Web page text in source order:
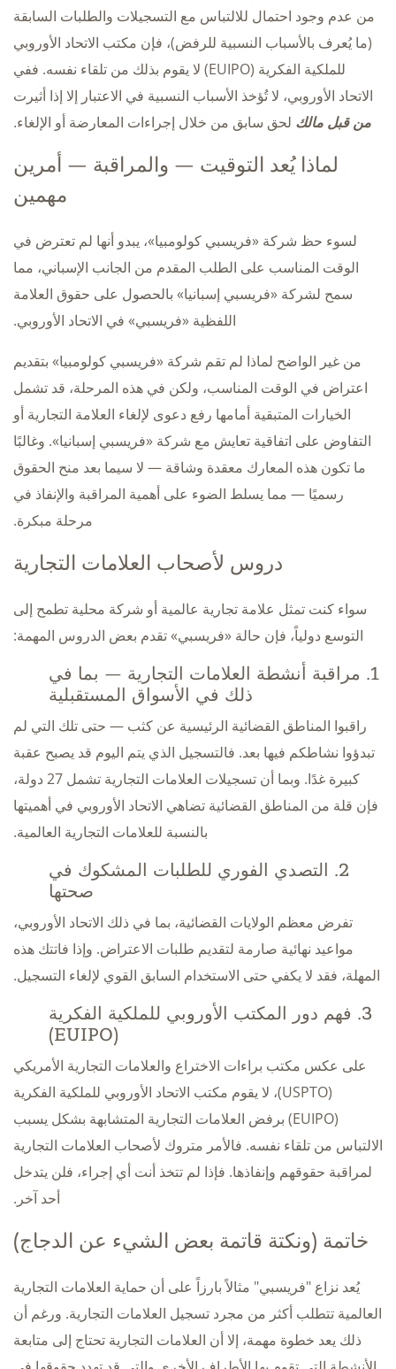
من عدم وجود احتمال للالتباس مع التسجيلات والطلبات السابقة
(ما يُعرف بالأسباب النسبية للرفض)، فإن مكتب الاتحاد الأوروبي
للملكية الفكرية (EUIPO) لا يقوم بذلك من تلقاء نفسه. ففي
الاتحاد الأوروبي، لا تُؤخذ الأسباب النسبية في الاعتبار إلا إذا أثيرت
من قبل مالك لحق سابق من خلال إجراءات المعارضة أو الإلغاء.
لماذا يُعد التوقيت — والمراقبة — أمرين
مهمين
لسوء حظ شركة «فريسبي كولومبيا»، يبدو أنها لم تعترض في
الوقت المناسب على الطلب المقدم من الجانب الإسباني، مما
سمح لشركة «فريسبي إسبانيا» بالحصول على حقوق العلامة
اللفظية «فريسبي» في الاتحاد الأوروبي.
من غير الواضح لماذا لم تقم شركة «فريسبي كولومبيا» بتقديم
اعتراض في الوقت المناسب، ولكن في هذه المرحلة، قد تشمل
الخيارات المتبقية أمامها رفع دعوى لإلغاء العلامة التجارية أو
التفاوض على اتفاقية تعايش مع شركة «فريسبي إسبانيا». وغالبًا
ما تكون هذه المعارك معقدة وشاقة — لا سيما بعد منح الحقوق
رسميًا — مما يسلط الضوء على أهمية المراقبة والإنفاذ في
مرحلة مبكرة.
دروس لأصحاب العلامات التجارية
سواء كنت تمثل علامة تجارية عالمية أو شركة محلية تطمح إلى
التوسع دولياً، فإن حالة «فريسبي» تقدم بعض الدروس المهمة:
1. مراقبة أنشطة العلامات التجارية — بما في
ذلك في الأسواق المستقبلية
راقبوا المناطق القضائية الرئيسية عن كثب — حتى تلك التي لم
تبدؤوا نشاطكم فيها بعد. فالتسجيل الذي يتم اليوم قد يصبح عقبة
كبيرة غدًا. وبما أن تسجيلات العلامات التجارية تشمل 27 دولة،
فإن قلة من المناطق القضائية تضاهي الاتحاد الأوروبي في أهميتها
بالنسبة للعلامات التجارية العالمية.
2. التصدي الفوري للطلبات المشكوك في
صحتها
تفرض معظم الولايات القضائية، بما في ذلك الاتحاد الأوروبي،
مواعيد نهائية صارمة لتقديم طلبات الاعتراض. وإذا فاتتك هذه
المهلة، فقد لا يكفي حتى الاستخدام السابق القوي لإلغاء التسجيل.
3. فهم دور المكتب الأوروبي للملكية الفكرية
(EUIPO)
على عكس مكتب براءات الاختراع والعلامات التجارية الأمريكي
(USPTO)، لا يقوم مكتب الاتحاد الأوروبي للملكية الفكرية
(EUIPO) برفض العلامات التجارية المتشابهة بشكل يسبب
الالتباس من تلقاء نفسه. فالأمر متروك لأصحاب العلامات التجارية
لمراقبة حقوقهم وإنفاذها. فإذا لم تتخذ أنت أي إجراء، فلن يتدخل
أحد آخر.
خاتمة (ونكتة قاتمة بعض الشيء عن الدجاج)
يُعد نزاع "فريسبي" مثالاً بارزاً على أن حماية العلامات التجارية
العالمية تتطلب أكثر من مجرد تسجيل العلامات التجارية. ورغم أن
ذلك يعد خطوة مهمة، إلا أن العلامات التجارية تحتاج إلى متابعة